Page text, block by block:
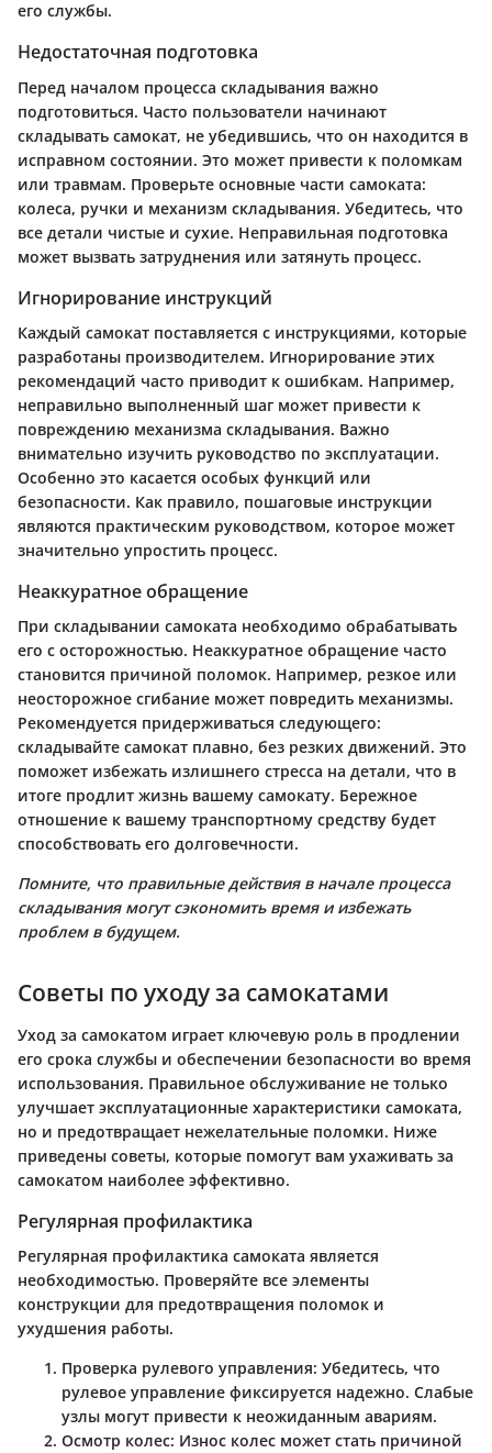
его службы.
Недостаточная подготовка
Перед началом процесса складывания важно
подготовиться. Часто пользователи начинают
складывать самокат, не убедившись, что он находится в
исправном состоянии. Это может привести к поломкам
или травмам. Проверьте основные части самоката:
колеса, ручки и механизм складывания. Убедитесь, что
все детали чистые и сухие. Неправильная подготовка
может вызвать затруднения или затянуть процесс.
Игнорирование инструкций
Каждый самокат поставляется с инструкциями, которые
разработаны производителем. Игнорирование этих
рекомендаций часто приводит к ошибкам. Например,
неправильно выполненный шаг может привести к
повреждению механизма складывания. Важно
внимательно изучить руководство по эксплуатации.
Особенно это касается особых функций или
безопасности. Как правило, пошаговые инструкции
являются практическим руководством, которое может
значительно упростить процесс.
Неаккуратное обращение
При складывании самоката необходимо обрабатывать
его с осторожностью. Неаккуратное обращение часто
становится причиной поломок. Например, резкое или
неосторожное сгибание может повредить механизмы.
Рекомендуется придерживаться следующего:
складывайте самокат плавно, без резких движений. Это
поможет избежать излишнего стресса на детали, что в
итоге продлит жизнь вашему самокату. Бережное
отношение к вашему транспортному средству будет
способствовать его долговечности.
Помните, что правильные действия в начале процесса
складывания могут сэкономить время и избежать
проблем в будущем.
Советы по уходу за самокатами
Уход за самокатом играет ключевую роль в продлении
его срока службы и обеспечении безопасности во время
использования. Правильное обслуживание не только
улучшает эксплуатационные характеристики самоката,
но и предотвращает нежелательные поломки. Ниже
приведены советы, которые помогут вам ухаживать за
самокатом наиболее эффективно.
Регулярная профилактика
Регулярная профилактика самоката является
необходимостью. Проверяйте все элементы
конструкции для предотвращения поломок и
ухудшения работы.
Проверка рулевого управления: Убедитесь, что
рулевое управление фиксируется надежно. Слабые
узлы могут привести к неожиданным авариям.
Осмотр колес: Износ колес может стать причиной